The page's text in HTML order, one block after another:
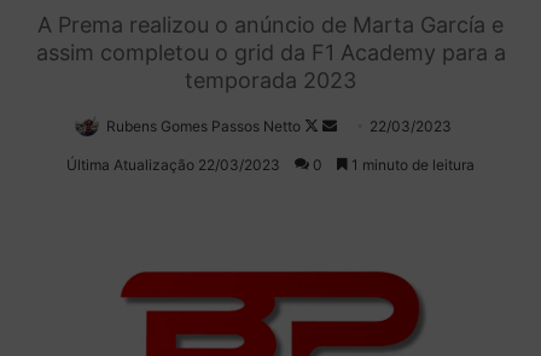
A Prema realizou o anúncio de Marta García e
assim completou o grid da F1 Academy para a
temporada 2023
Rubens Gomes Passos Netto
Follow
on
Mande
um
22/03/2023
Última Atualização 22/03/2023 0 1 minuto de leitura